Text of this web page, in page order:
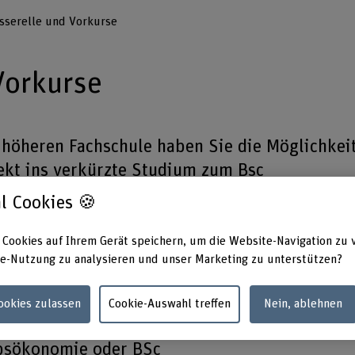
und Vorkurse
Fachschule haben Sie die
ins verkürzte Studium zum Bsc
Digital Business & AI einzusteigen.
aus der Berufsmaturität in Mathematik
auffrischen? Unsere Vorkurse helfen
ins Bachelorstudium.
oder BSc
Cookies 🍪
auf Ihrem Gerät speichern, um die Website-Navigation zu
Nutzung zu analysieren und unser Marketing zu unterstützen?
zulassen Cookie-Auswahl treffen Nein, ablehnen